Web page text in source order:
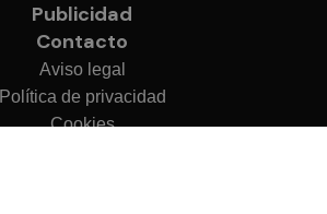
Publicidad
Contacto
Aviso legal
Política de privacidad
Cookies